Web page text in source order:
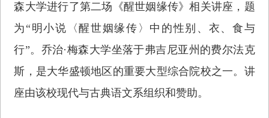
森大学进行了第二场《醒世姻缘传》相关讲座，题
为“明小说〈醒世姻缘传〉中的性别、衣、食与
行”。乔治·梅森大学坐落于弗吉尼亚州的费尔法克
斯，是大华盛顿地区的重要大型综合院校之一。讲
座由该校现代与古典语文系组织和赞助。